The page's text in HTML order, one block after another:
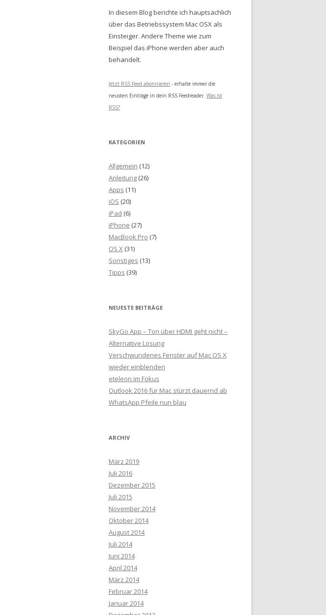
In diesem Blog berichte ich hauptsächlich
über das Betriebssystem Mac OSX als
Einsteiger. Andere Theme wie zum
Beispiel das iPhone werden aber auch
behandelt.
Jetzt RSS Feed abonnieren - erhalte immer die
neusten Einträge in dein RSS Feedreader. Was ist
RSS?
KATEGORIEN
Allgemein (12)
Anleitung (26)
Apps (11)
iOS (20)
iPad (6)
iPhone (27)
MacBook Pro (7)
OS X (31)
Sonstiges (13)
Tipps (39)
NEUESTE BEITRÄGE
SkyGo App – Ton über HDMI geht nicht –
Alternative Lösung
Verschwundenes Fenster auf Mac OS X
wieder einblenden
eteleon im Fokus
Outlook 2016 für Mac stürzt dauernd ab
WhatsApp Pfeile nun blau
ARCHIV
März 2019
Juli 2016
Dezember 2015
Juli 2015
November 2014
Oktober 2014
August 2014
Juli 2014
Juni 2014
April 2014
März 2014
Februar 2014
Januar 2014